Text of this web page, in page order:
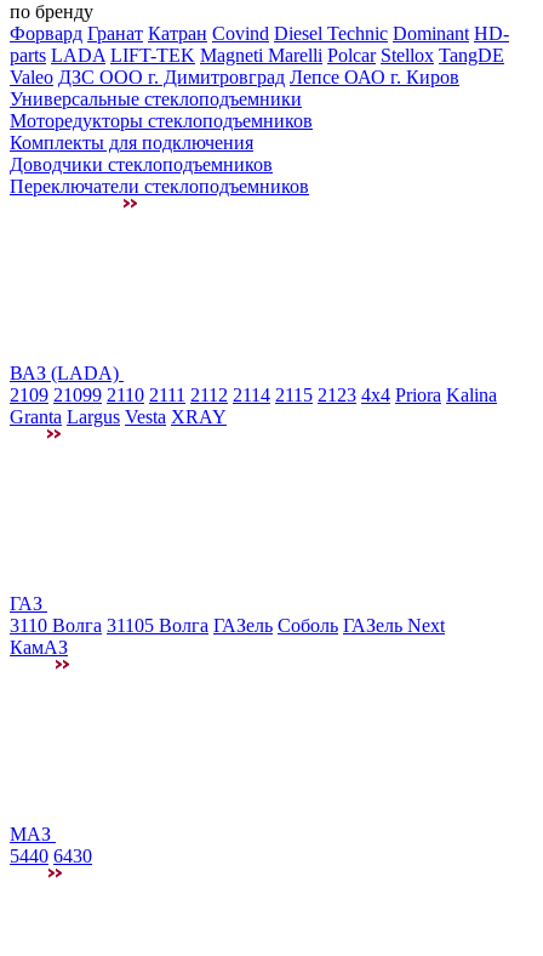
по бренду
Форвард Гранат Катран Covind Diesel Technic Dominant HD-
parts LADA LIFT-TEK Magneti Marelli Polcar Stellox TangDE
Valeo ДЗС ООО г. Димитровград Лепсе ОАО г. Киров
Универсальные стеклоподъемники
Моторедукторы стеклоподъемников
Комплекты для подключения
Доводчики стеклоподъемников
Переключатели стеклоподъемников
ВАЗ (LADA)
2109 21099 2110 2111 2112 2114 2115 2123 4x4 Priora Kalina
Granta Largus Vesta XRAY
ГАЗ
3110 Волга 31105 Волга ГАЗель Соболь ГАЗель Next
КамАЗ
МАЗ
5440 6430